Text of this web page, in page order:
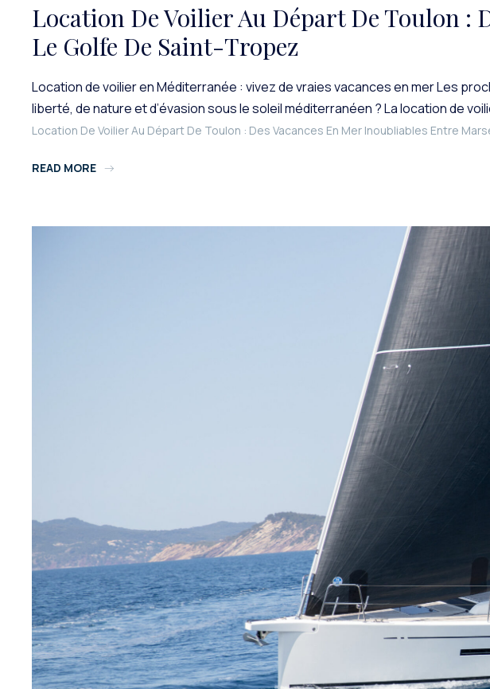
Location De Voilier Au Départ De Toulon :
Le Golfe De Saint-Tropez
Location de voilier en Méditerranée : vivez de vraies vacances en mer Les
liberté, de nature et d’évasion sous le soleil méditerranéen ? La location de
Location De Voilier Au Départ De Toulon : Des Vacances En Mer Inoubliables Entre
READ MORE